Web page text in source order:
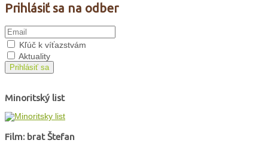
Prihlásiť sa na odber
Kľúč k víťazstvám
Aktuality
Prihlásiť sa
Minoritský list
Film: brat Štefan